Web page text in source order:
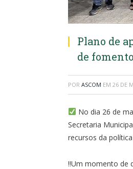
Plano de
de
POR ASCOM EM 26 DE
No dia 26 de
Secretaria
recursos da
‼Um momento de